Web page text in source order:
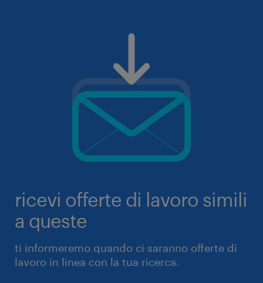
ricevi offerte di lavoro simili
a queste
ti informeremo quando ci saranno offerte di
lavoro in linea con la tua ricerca.